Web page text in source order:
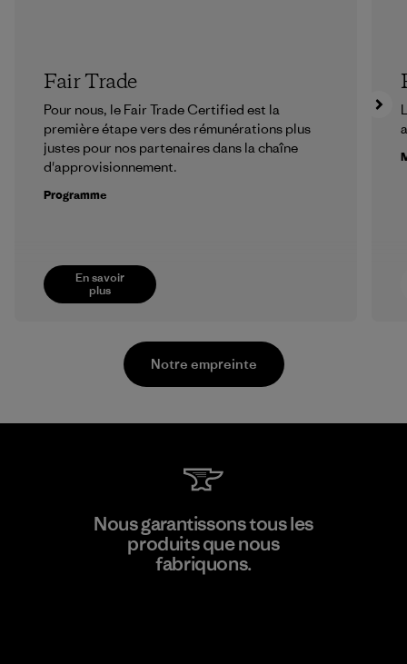
En savoir
plus
Fair Trade
Pour nous, le Fair Trade Certified est la
première étape vers des rémunérations plus
justes pour nos partenaires dans la chaîne
d'approvisionnement.
Programme
V.T. Garment Co., Ltd.
Notre empreinte
Nous garantissons tous les
produits que nous
fabriquons.